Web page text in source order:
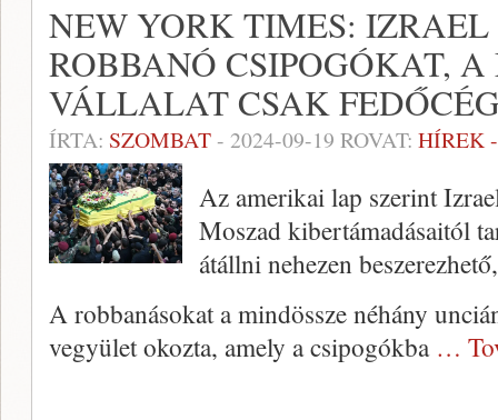
NEW YORK TIMES:
ROBBANÓ CSIPOGÓKAT,
VÁLLALAT CSAK
ÍRTA: SZOMBAT- 2024-09-19 ROVAT: HÍREK
Az amerikai lap szerint
Moszad kibertámadásaitól
átállni nehezen
A robbanásokat a mindössze néhány
vegyület okozta, amely a csipogókba …